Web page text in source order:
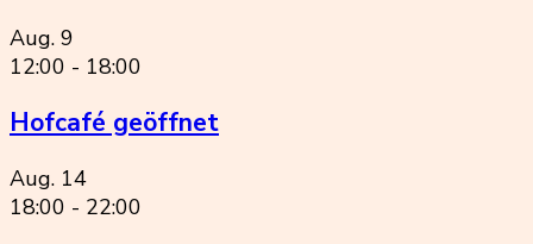
Aug. 9
12:00 - 18:00
Hofcafé geöffnet
Aug. 14
18:00 - 22:00